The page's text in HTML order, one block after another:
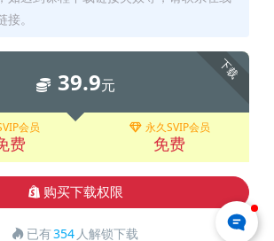
。
下载
39.9元
会员
费
永久SVIP会员
免费
购买下载权限
已有354 人解锁下载